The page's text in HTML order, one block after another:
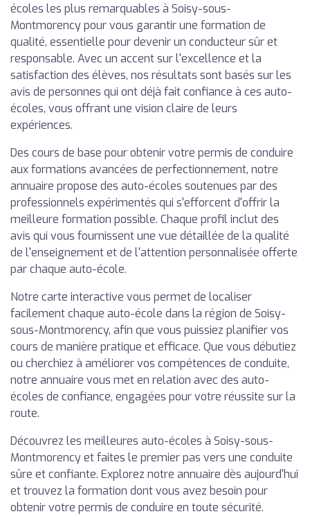
écoles les plus remarquables à Soisy-sous-
Montmorency pour vous garantir une formation de
qualité, essentielle pour devenir un conducteur sûr et
responsable. Avec un accent sur l'excellence et la
satisfaction des élèves, nos résultats sont basés sur les
avis de personnes qui ont déjà fait confiance à ces auto-
écoles, vous offrant une vision claire de leurs
expériences.
Des cours de base pour obtenir votre permis de conduire
aux formations avancées de perfectionnement, notre
annuaire propose des auto-écoles soutenues par des
professionnels expérimentés qui s'efforcent d'offrir la
meilleure formation possible. Chaque profil inclut des
avis qui vous fournissent une vue détaillée de la qualité
de l'enseignement et de l'attention personnalisée offerte
par chaque auto-école.
Notre carte interactive vous permet de localiser
facilement chaque auto-école dans la région de Soisy-
sous-Montmorency, afin que vous puissiez planifier vos
cours de manière pratique et efficace. Que vous débutiez
ou cherchiez à améliorer vos compétences de conduite,
notre annuaire vous met en relation avec des auto-
écoles de confiance, engagées pour votre réussite sur la
route.
Découvrez les meilleures auto-écoles à Soisy-sous-
Montmorency et faites le premier pas vers une conduite
sûre et confiante. Explorez notre annuaire dès aujourd'hui
et trouvez la formation dont vous avez besoin pour
obtenir votre permis de conduire en toute sécurité.